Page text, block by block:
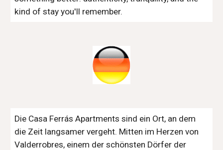
kind of stay you'll remember.
Die Casa Ferrás Apartments sind ein Ort, an dem
die Zeit langsamer vergeht. Mitten im Herzen von
Valderrobres, einem der schönsten Dörfer der